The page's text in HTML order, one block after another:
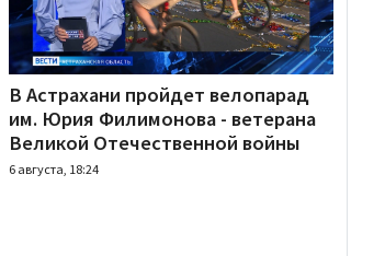
В Астрахани пройдет велопарад
им. Юрия Филимонова - ветерана
Великой Отечественной войны
6 августа, 18:24